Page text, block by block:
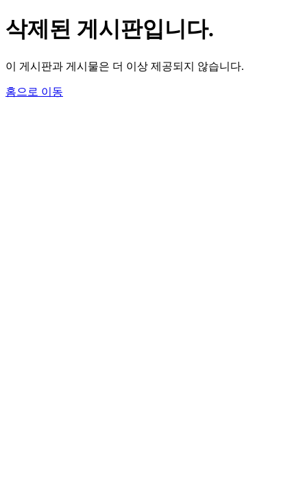
삭제된 게시판입니다.
이 게시판과 게시물은 더 이상 제공되지 않습니다.
홈으로 이동